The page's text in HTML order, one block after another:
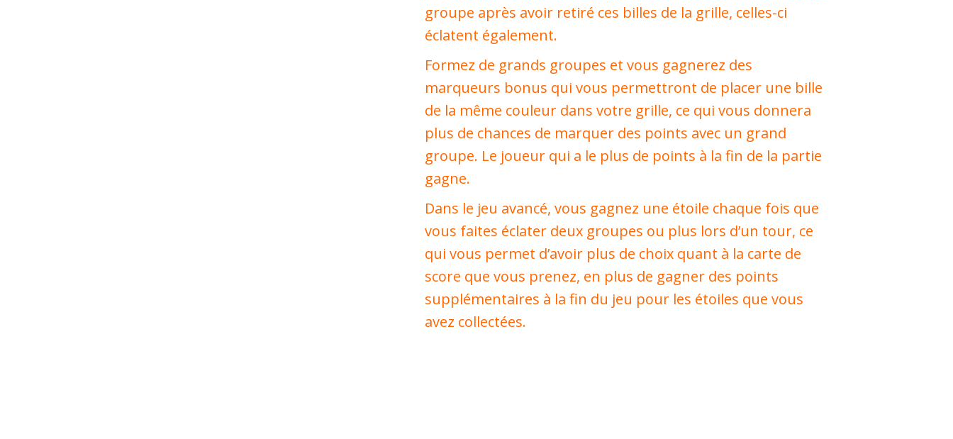
groupe après avoir retiré ces billes de la grille, celles-ci
éclatent également.
Formez de grands groupes et vous gagnerez des
marqueurs bonus qui vous permettront de placer une bille
de la même couleur dans votre grille, ce qui vous donnera
plus de chances de marquer des points avec un grand
groupe. Le joueur qui a le plus de points à la fin de la partie
gagne.
Dans le jeu avancé, vous gagnez une étoile chaque fois que
vous faites éclater deux groupes ou plus lors d’un tour, ce
qui vous permet d’avoir plus de choix quant à la carte de
score que vous prenez, en plus de gagner des points
supplémentaires à la fin du jeu pour les étoiles que vous
avez collectées.